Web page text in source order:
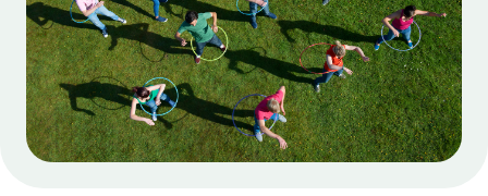
Zoeken in AGB-register
Vind de actuele gegevens van een
zorgaanbieder of onderneming.
Zoek nu
Kortdurende zorg
Langdurige zorg
Zorg in de regio
Retourcodezoeker
Bekijk het aanbod
Naar hulp